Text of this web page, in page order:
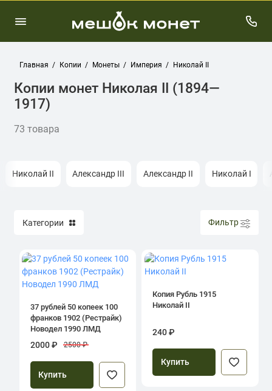
Главная Копии Монеты Империя Николай II
Копии монет Николая II (1894—
1917)
73 товара
Николай II Александр III Александр II Николай I
Категории Фильтр
37 рублей 50 копеек 100
франков 1902 (Рестрайк)
Новодел 1990 ЛМД
2000 ₽ 2500 ₽
Купить
Копия Рубль 1915
Николай II
240 ₽
Купить